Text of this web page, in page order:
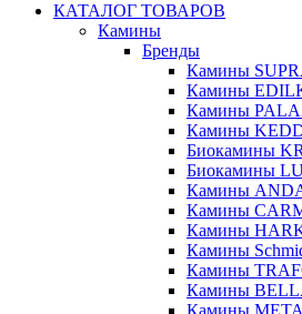
КАТАЛОГ ТОВАРОВ
Камины
Бренды
Камины
Камины
Камины
Камины
Биокамины
Биокамины
Камины
Камины
Камины
Камины
Камины
Камины
Камины МЕТА